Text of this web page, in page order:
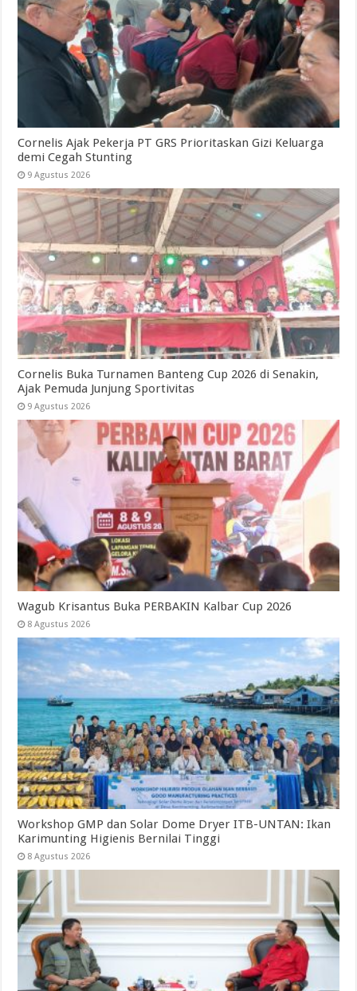
Cornelis Ajak Pekerja PT GRS Prioritaskan Gizi Keluarga
demi Cegah Stunting
9 Agustus 2026
Cornelis Buka Turnamen Banteng Cup 2026 di Senakin,
Ajak Pemuda Junjung Sportivitas
9 Agustus 2026
Wagub Krisantus Buka PERBAKIN Kalbar Cup 2026
8 Agustus 2026
Workshop GMP dan Solar Dome Dryer ITB-UNTAN: Ikan
Karimunting Higienis Bernilai Tinggi
8 Agustus 2026